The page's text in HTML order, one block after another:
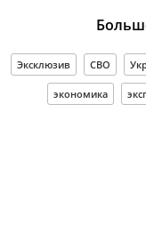
Эксклюзив СВО
экономика